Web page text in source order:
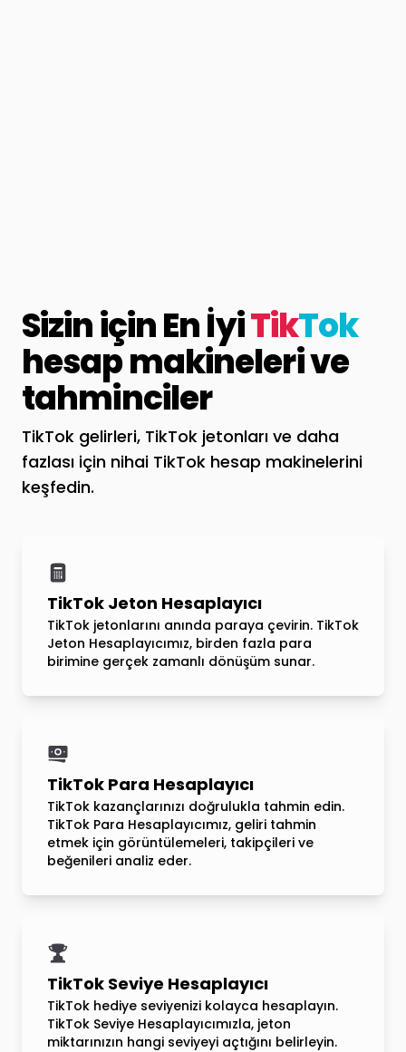
Sizin için En İyiTikTok
hesap makineleri ve
tahminciler
TikTok gelirleri, TikTok jetonları ve daha
fazlası için nihai TikTok hesap makinelerini
keşfedin.
TikTok Jeton Hesaplayıcı
TikTok jetonlarını anında paraya çevirin. TikTok
Jeton Hesaplayıcımız, birden fazla para
birimine gerçek zamanlı dönüşüm sunar.
TikTok Para Hesaplayıcı
TikTok kazançlarınızı doğrulukla tahmin edin.
TikTok Para Hesaplayıcımız, geliri tahmin
etmek için görüntülemeleri, takipçileri ve
beğenileri analiz eder.
TikTok Seviye Hesaplayıcı
TikTok hediye seviyenizi kolayca hesaplayın.
TikTok Seviye Hesaplayıcımızla, jeton
miktarınızın hangi seviyeyi açtığını belirleyin.